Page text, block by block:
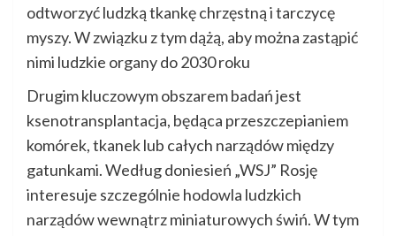
odtworzyć ludzką tkankę chrzęstną i tarczycę
myszy. W związku z tym dążą, aby można zastąpić
nimi ludzkie organy do 2030 roku
Drugim kluczowym obszarem badań jest
ksenotransplantacja, będąca przeszczepianiem
komórek, tkanek lub całych narządów między
gatunkami. Według doniesień „WSJ” Rosję
interesuje szczególnie hodowla ludzkich
narządów wewnątrz miniaturowych świń. W tym